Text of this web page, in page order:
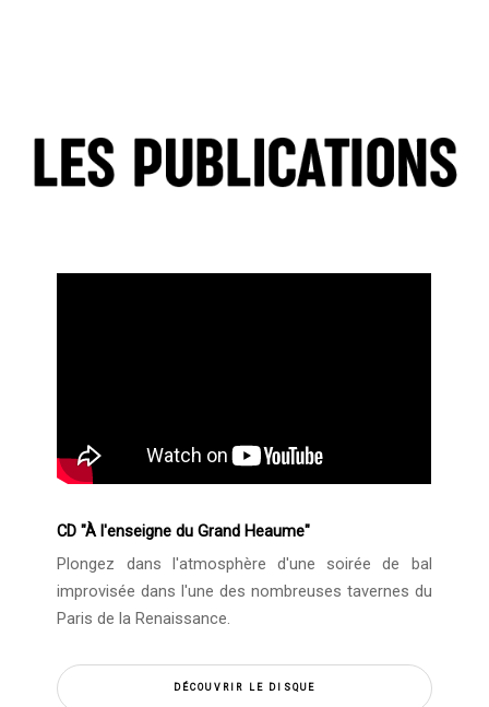
CD "À l'enseigne du Grand Heaume"
Plongez dans l'atmosphère d'une soirée de bal
improvisée dans l'une des nombreuses tavernes du
Paris de la Renaissance.
DÉCOUVRIR LE DISQUE